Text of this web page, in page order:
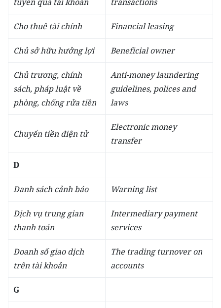
Cho thuê tài chính Financial leasing
Chủ sở hữu hưởng lợi Beneficial owner
Chủ trương, chính
sách, pháp luật về
phòng, chống rửa tiền
Anti-money laundering
guidelines, polices and
laws
Chuyển tiền điện tử
Electronic money
transfer
D
Danh sách cảnh báo Warning list
Dịch vụ trung gian
thanh toán
Intermediary payment
services
Doanh số giao dịch
trên tài khoản
The trading turnover on
accounts
G